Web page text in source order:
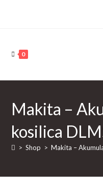
0
Makita –
kosilica
> Shop > Makita –